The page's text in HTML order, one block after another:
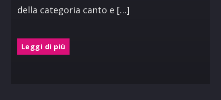
della categoria canto e […]
Leggi di più